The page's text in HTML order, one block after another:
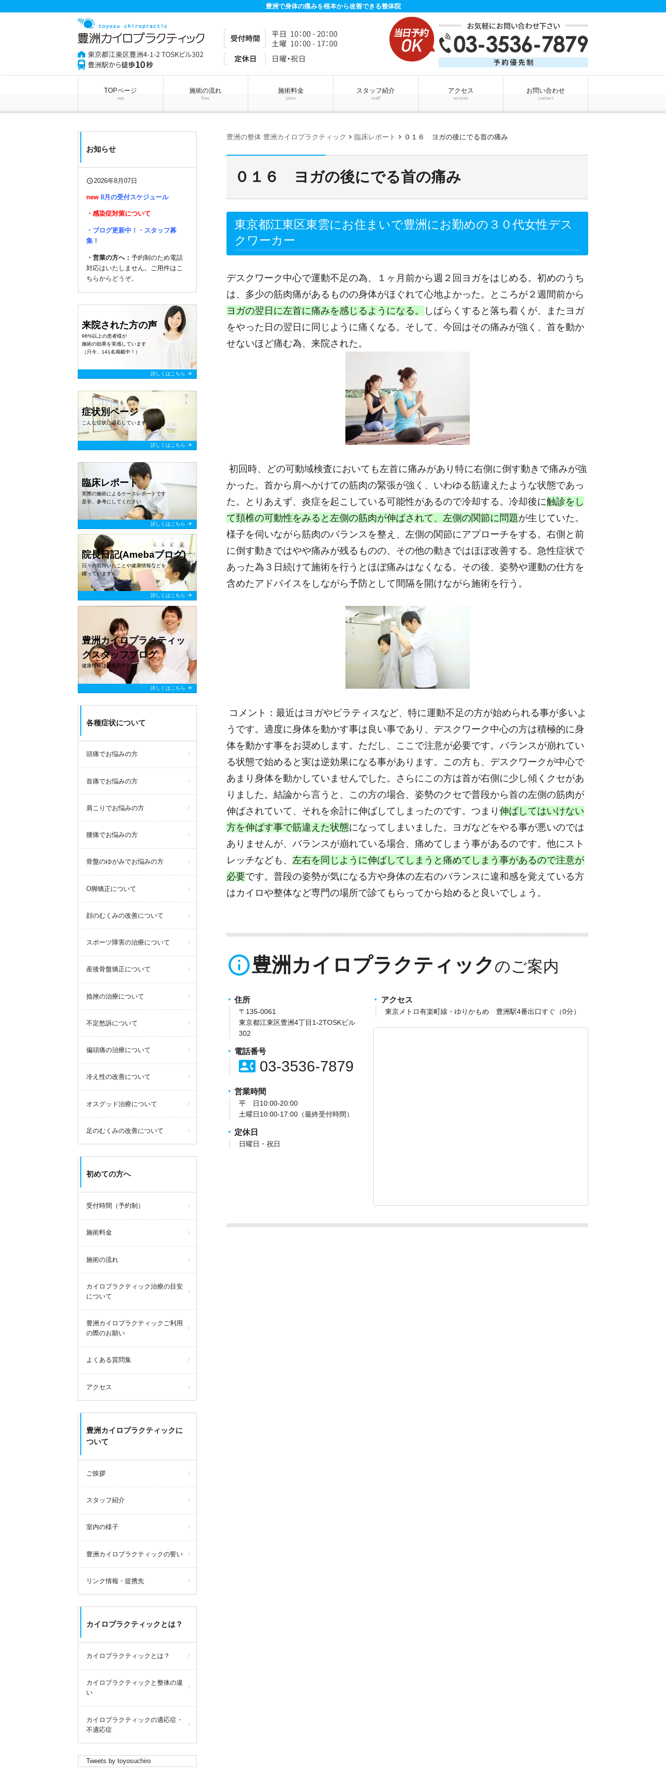
豊洲で身体の痛みを根本から改善できる整体院
TOPページ
top
施術の流れ
flow
施術料金
price
スタッフ紹介
staff
アクセス
access
お問い合わせ
contact
豊洲の整体 豊洲カイロプラクティック chevron_right 臨床レポート chevron_right ０１６ ヨガの後にでる首の痛み
０１６ ヨガの後にでる首の痛み
東京都江東区東雲にお住まいで豊洲にお勤めの３０代女性デス
クワーカー
デスクワーク中心で運動不足の為、１ヶ月前から週２回ヨガをはじめる。初めのうち
は、多少の筋肉痛があるものの身体がほぐれて心地よかった。ところが２週間前から
ヨガの翌日に左首に痛みを感じるようになる。
しばらくすると落ち着くが、またヨガ
をやった日の翌日に同じように痛くなる。そして、今回はその痛みが強く、首を動か
せないほど痛む為、来院された。
初回時、どの可動域検査においても左首に痛みがあり特に右側に倒す動きで痛みが強
かった。首から肩へかけての筋肉の緊張が強く、いわゆる筋違えたような状態であっ
た。とりあえず、炎症を起こしている可能性があるので冷却する。冷却後に触診をし
て頚椎の可動性をみると左側の筋肉が伸ばされて、左側の関節に問題が生じていた。
様子を伺いながら筋肉のバランスを整え、左側の関節にアプローチをする。右側と前
に倒す動きではやや痛みが残るものの、その他の動きではほぼ改善する。急性症状で
あった為３日続けて施術を行うとほぼ痛みはなくなる。その後、姿勢や運動の仕方を
含めたアドバイスをしながら予防として間隔を開けながら施術を行う。
コメント：最近はヨガやピラティスなど、特に運動不足の方が始められる事が多いよ
うです。適度に身体を動かす事は良い事であり、デスクワーク中心の方は積極的に身
体を動かす事をお奨めします。ただし、ここで注意が必要です。バランスが崩れてい
る状態で始めると実は逆効果になる事があります。この方も、デスクワークが中心で
あまり身体を動かしていませんでした。さらにこの方は首が右側に少し傾くクセがあ
りました。結論から言うと、この方の場合、姿勢のクセで普段から首の左側の筋肉が
伸ばされていて、それを余計に伸ばしてしまったのです。つまり伸ばしてはいけない
方を伸ばす事で筋違えた状態になってしまいました。ヨガなどをやる事が悪いのでは
ありませんが、バランスが崩れている場合、痛めてしまう事があるのです。他にスト
レッチなども、 左右を同じように伸ばしてしまうと痛めてしまう事があるので注意が
必要です。普段の姿勢が気になる方や身体の左右のバランスに違和感を覚えている方
はカイロや整体など専門の場所で診てもらってから始めると良いでしょう。
info_outline豊洲カイロプラクティック
住所
〒135-0061
東京都江東区豊洲4丁目1-2TOSKビル
302
電話番号
contact_phone03-3536-7879
営業時間
平 日10:00-20:00
土曜日10:00-17:00（最終受付時間）
定休日
日曜日・祝日
アクセス
東京メトロ有楽町線・ゆりかもめ 豊洲駅4番出口すぐ（0分）
お知らせ
query_builder2026年8月07日
new 8月の受付スケジュール
・感染症対策について
・ブログ更新中！
・スタッフ募
集！
・ 営業の方へ： 予約制のため電話
対応はいたしません。ご用件はこ
ちらからどうぞ。
来院された方の声
96%以上の患者様が
施術の効果を実感しています
（只今、141名掲載中！）
詳しくはこちら arrow_forward
症状別ページ
こんな症状に適応しています
詳しくはこちら arrow_forward
臨床レポート
実際の施術によるケースレポートです
是非、参考にしてください
詳しくはこちら arrow_forward
院長日記(Amebaブログ)
日々の気付いたことや健康情報などを
綴っています
詳しくはこちら arrow_forward
豊洲カイロプラクティッ
クスタッフブログ
健康情報ほか更新中！
詳しくはこちら arrow_forward
各種症状について
頭痛でお悩みの方
首痛でお悩みの方
肩こりでお悩みの方
腰痛でお悩みの方
骨盤のゆがみでお悩みの方
O脚矯正について
顔のむくみの改善について
スポーツ障害の治療について
産後骨盤矯正について
捻挫の治療について
不定愁訴について
偏頭痛の治療について
冷え性の改善について
オスグッド治療について
足のむくみの改善について
初めての方へ
受付時間（予約制）
施術料金
施術の流れ
カイロプラクティック治療の目安
について
豊洲カイロプラクティックご利用
の際のお願い
よくある質問集
アクセス
豊洲カイロプラクティックに
ついて
ご挨拶
スタッフ紹介
室内の様子
豊洲カイロプラクティックの誓い
リンク情報・提携先
カイロプラクティックとは？
カイロプラクティックとは？
カイロプラクティックと整体の違
い
カイロプラクティックの適応症・
不適応症
Tweets by toyosuchiro